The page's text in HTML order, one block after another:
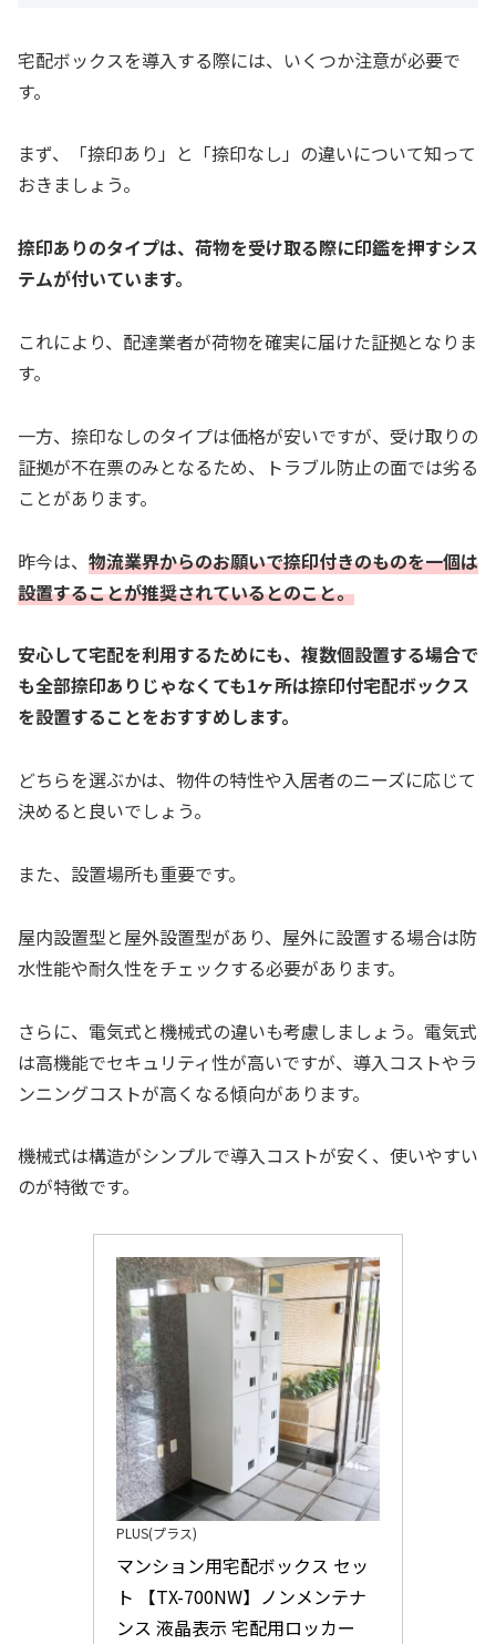
宅配ボックスを導入する際には、いくつか注意が必要で
す。
まず、「捺印あり」と「捺印なし」の違いについて知って
おきましょう。
捺印ありのタイプは、荷物を受け取る際に印鑑を押すシス
テムが付いています。
これにより、配達業者が荷物を確実に届けた証拠となりま
す。
一方、捺印なしのタイプは価格が安いですが、受け取りの
証拠が不在票のみとなるため、トラブル防止の面では劣る
ことがあります。
昨今は、 物流業界からのお願いで捺印付きのものを一個は
設置することが推奨されているとのこと。
安心して宅配を利用するためにも、複数個設置する場合で
も全部捺印ありじゃなくても1ヶ所は捺印付宅配ボックス
を設置することをおすすめします。
どちらを選ぶかは、物件の特性や入居者のニーズに応じて
決めると良いでしょう。
また、設置場所も重要です。
屋内設置型と屋外設置型があり、屋外に設置する場合は防
水性能や耐久性をチェックする必要があります。
さらに、電気式と機械式の違いも考慮しましょう。電気式
は高機能でセキュリティ性が高いですが、導入コストやラ
ンニングコストが高くなる傾向があります。
機械式は構造がシンプルで導入コストが安く、使いやすい
のが特徴です。
PLUS(プラス)
マンション用宅配ボックス セッ
ト 【TX-700NW】ノンメンテナ
ンス 液晶表示 宅配用ロッカー